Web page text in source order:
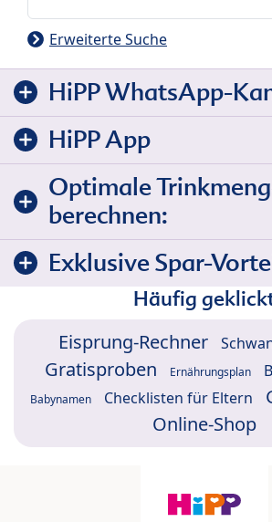
Erweiterte Suche
HiPP WhatsApp-
HiPP App
Optimale
berechnen:
Exklusive Spar-
Häufig
Eisprung-Rechner
Gratisproben Ernährungsplan
Babynamen Checklisten für Eltern
Online-Shop